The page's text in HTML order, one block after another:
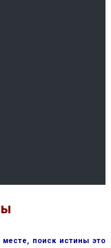
поиск истины это